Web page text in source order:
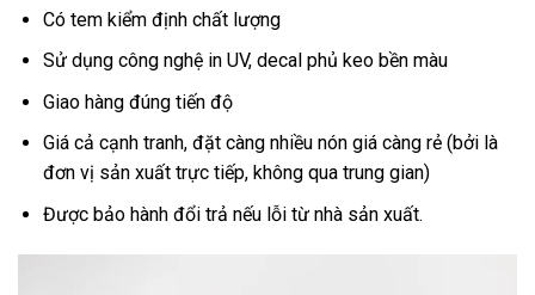
Có tem kiểm định chất lượng
Sử dụng công nghệ in UV, decal phủ keo bền màu
Giao hàng đúng tiến độ
Giá cả cạnh tranh, đặt càng nhiều nón giá càng rẻ (bởi là
đơn vị sản xuất trực tiếp, không qua trung gian)
Được bảo hành đổi trả nếu lỗi từ nhà sản xuất.